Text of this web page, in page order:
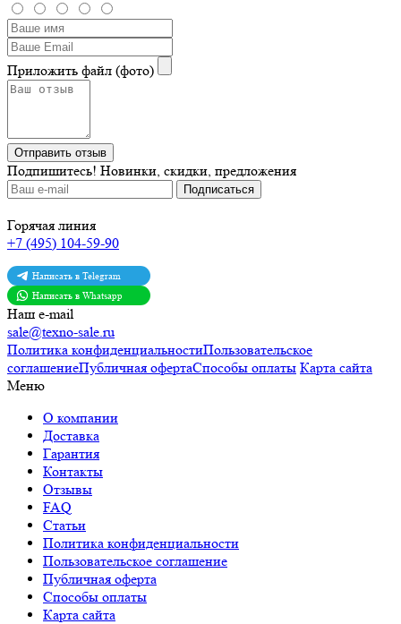
Приложить файл (фото)
Отправить отзыв
Подпишитесь! Новинки, скидки, предложения
Горячая линия
+7 (495) 104-59-90
Написать в Telegram
Написать в Whatsapp
Наш e-mail
sale@texno-sale.ru
Политика конфиденциальностиПользовательское
соглашениеПубличная офертаСпособы оплаты Карта сайта
Меню
О компании
Доставка
Гарантия
Контакты
Отзывы
FAQ
Статьи
Политика конфиденциальности
Пользовательское соглашение
Публичная оферта
Способы оплаты
Карта сайта